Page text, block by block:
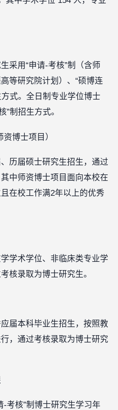
采用“申请-考核”制（含师
等研究院计划）、“硕博连
方式。全日制专业学位博士
”制招生方式。
博士项目）
历届硕士研究生招生，通过
中师资博士项目面向本校在
在校工作满2年以上的优秀
学术学位、非临床类专业学
核录取为博士研究生。
届本科毕业生招生，按照教
，通过考核录取为博士研究
-考核”制博士研究生学习年